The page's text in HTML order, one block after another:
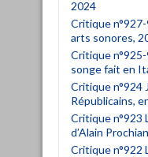
2024
Critique n°927-
arts sonores,
Critique
songe fait en
Critique n°924
Républicains,
Critique n°923
d’Alain
Critique n°922